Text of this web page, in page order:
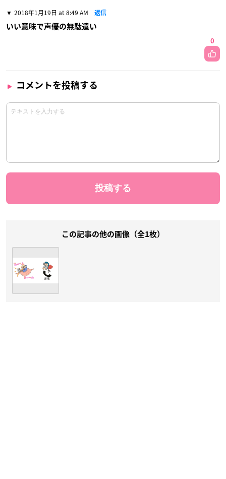
2018年1月19日 at 8:49 AM 返信
いい意味で声優の無駄遣い
0
コメントを投稿する
この記事の他の画像（全1枚）